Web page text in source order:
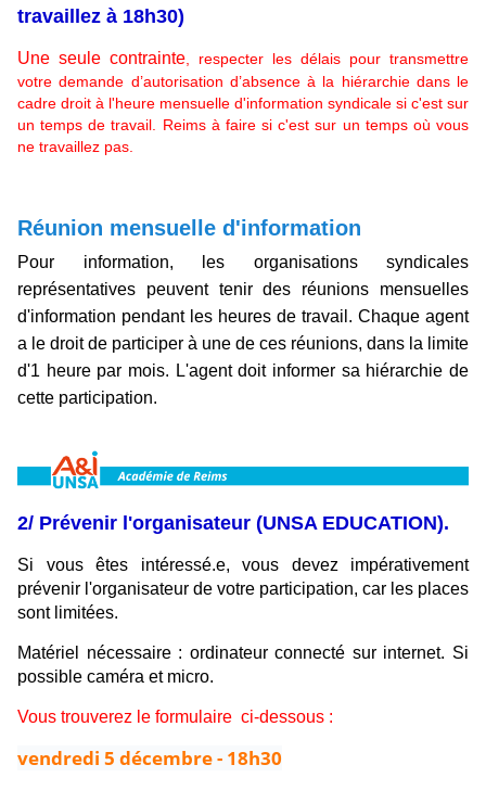
travaillez à 18h30)
Une seule contrainte, respecter les délais pour transmettre
votre demande d’autorisation d’absence à la hiérarchie dans le
cadre droit à l'heure mensuelle d'information syndicale si c'est sur
un temps de travail. Reims à faire si c'est sur un temps où vous
ne travaillez pas.
Réunion mensuelle d'information
Pour information, les organisations syndicales
représentatives peuvent tenir des réunions mensuelles
d'information pendant les heures de travail. Chaque agent
a le droit de participer à une de ces réunions, dans la limite
d'1 heure par mois. L'agent doit informer sa hiérarchie de
cette participation.
2/ Prévenir l'organisateur (UNSA EDUCATION).
Si vous êtes intéressé.e, vous devez impérativement
prévenir l'organisateur de votre participation, car les places
sont limitées.
Matériel nécessaire : ordinateur connecté sur internet. Si
possible caméra et micro.
Vous trouverez le formulaire ci-dessous :
vendredi 5 décembre - 18h30